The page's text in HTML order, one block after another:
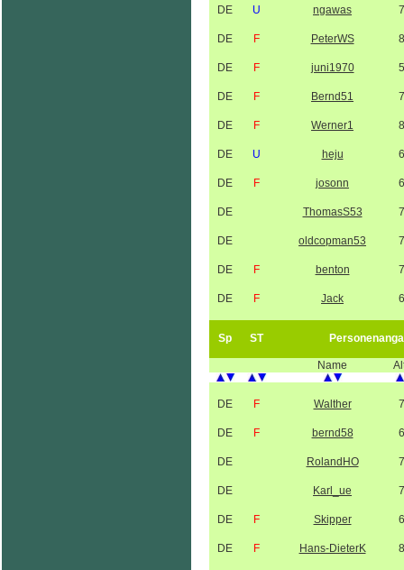
DE U ngawas
DE F PeterWS
DE F juni1970
DE F Bernd51
DE F Werner1
DE U heju
DE F josonn
DE ThomasS53
DE oldcopman53
DE F benton
DE F Jack
Sp ST
Name
DE F Walther
DE F bernd58
DE RolandHO
DE Karl_ue
DE F Skipper
DE F Hans-DieterK